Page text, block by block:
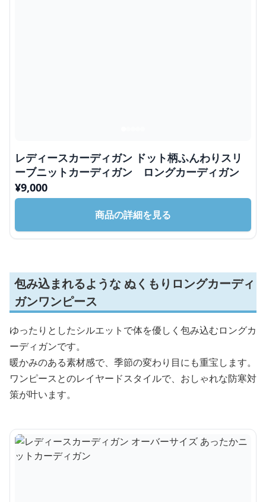
レディースカーディガン ドット柄ふんわりスリ
ーブニットカーディガン ロングカーディガン
¥9,000
商品の詳細を見る
包み込まれるような ぬくもりロングカーディ
ガンワンピース
ゆったりとしたシルエットで体を優しく包み込むロングカ
ーディガンです。
暖かみのある素材感で、季節の変わり目にも重宝します。
ワンピースとのレイヤードスタイルで、おしゃれな防寒対
策が叶います。